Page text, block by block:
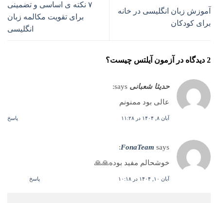
آموزش زبان انگلیسی در خانه
برای کودکان
۷ نکته ی اساسی و تضمینی
برای تقویت مکالمه زبان
انگلیسی
2 دیدگاه در آزمون آیلتس چیست؟
حدیثا شعبانی says:
عالی بود ممنونم
آبان ۸, ۱۴۰۴ در ۱۱:۲۸ پاسخ
FonaTeam says:
خوشحالم مفید بوده🙏🙏
آبان ۱۰, ۱۴۰۴ در ۱۰:۱۸ پاسخ